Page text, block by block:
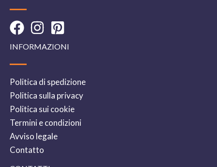
INFORMAZIONI
Politica di spedizione
Politica sulla privacy
Politica sui cookie
Termini e condizioni
Avviso legale
Contatto